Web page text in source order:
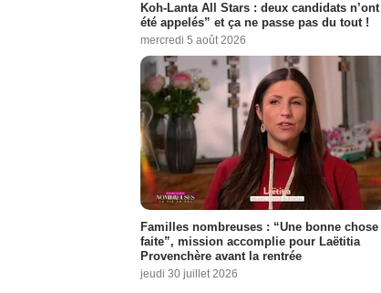
Koh-Lanta All Stars : deux candidats
été appelés” et ça ne passe pas du tout !
mercredi 5 août 2026
Familles nombreuses : “Une bonne chose
faite”, mission accomplie pour Laëtitia
Provenchère avant la rentrée
jeudi 30 juillet 2026